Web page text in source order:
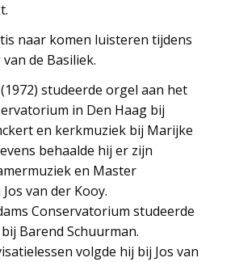
naar komen luisteren tijdens
de Basiliek.
(1972) studeerde orgel aan het
in Den Haag bij
en kerkmuziek bij Marijke
behaalde hij er zijn
en Master
van der Kooy.
Conservatorium studeerde
Barend Schuurman.
volgde hij bij Jos van